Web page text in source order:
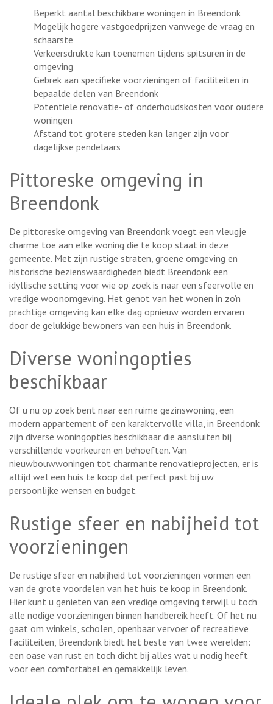
Beperkt aantal beschikbare woningen in Breendonk
Mogelijk hogere vastgoedprijzen vanwege de vraag en
schaarste
Verkeersdrukte kan toenemen tijdens spitsuren in de
omgeving
Gebrek aan specifieke voorzieningen of faciliteiten in
bepaalde delen van Breendonk
Potentiële renovatie- of onderhoudskosten voor oudere
woningen
Afstand tot grotere steden kan langer zijn voor
dagelijkse pendelaars
Pittoreske omgeving in
Breendonk
De pittoreske omgeving van Breendonk voegt een vleugje
charme toe aan elke woning die te koop staat in deze
gemeente. Met zijn rustige straten, groene omgeving en
historische bezienswaardigheden biedt Breendonk een
idyllische setting voor wie op zoek is naar een sfeervolle en
vredige woonomgeving. Het genot van het wonen in zo’n
prachtige omgeving kan elke dag opnieuw worden ervaren
door de gelukkige bewoners van een huis in Breendonk.
Diverse woningopties
beschikbaar
Of u nu op zoek bent naar een ruime gezinswoning, een
modern appartement of een karaktervolle villa, in Breendonk
zijn diverse woningopties beschikbaar die aansluiten bij
verschillende voorkeuren en behoeften. Van
nieuwbouwwoningen tot charmante renovatieprojecten, er is
altijd wel een huis te koop dat perfect past bij uw
persoonlijke wensen en budget.
Rustige sfeer en nabijheid tot
voorzieningen
De rustige sfeer en nabijheid tot voorzieningen vormen een
van de grote voordelen van het huis te koop in Breendonk.
Hier kunt u genieten van een vredige omgeving terwijl u toch
alle nodige voorzieningen binnen handbereik heeft. Of het nu
gaat om winkels, scholen, openbaar vervoer of recreatieve
faciliteiten, Breendonk biedt het beste van twee werelden:
een oase van rust en toch dicht bij alles wat u nodig heeft
voor een comfortabel en gemakkelijk leven.